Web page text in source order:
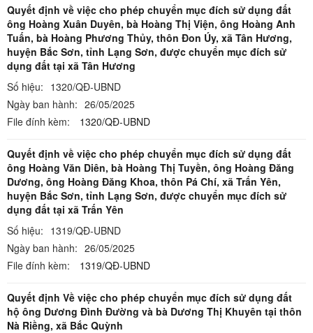
Quyết định về việc cho phép chuyển mục đích sử dụng đất
ông Hoàng Xuân Duyên, bà Hoàng Thị Viện, ông Hoàng Anh
Tuấn, bà Hoàng Phương Thủy, thôn Đon Úy, xã Tân Hương,
huyện Bắc Sơn, tỉnh Lạng Sơn, được chuyển mục đích sử
dụng đất tại xã Tân Hương
Số hiệu: 1320/QĐ-UBND
Ngày ban hành: 26/05/2025
File đính kèm:
1320/QĐ-UBND
Quyết định về việc cho phép chuyển mục đích sử dụng đất
ông Hoàng Văn Diên, bà Hoàng Thị Tuyền, ông Hoàng Đăng
Dương, ông Hoàng Đăng Khoa, thôn Pá Chí, xã Trấn Yên,
huyện Bắc Sơn, tỉnh Lạng Sơn, được chuyển mục đích sử
dụng đất tại xã Trấn Yên
Số hiệu: 1319/QĐ-UBND
Ngày ban hành: 26/05/2025
File đính kèm:
1319/QĐ-UBND
Quyết định Về việc cho phép chuyển mục đích sử dụng đất
hộ ông Dương Đình Đường và bà Dương Thị Khuyên tại thôn
Nà Riềng, xã Bắc Quỳnh